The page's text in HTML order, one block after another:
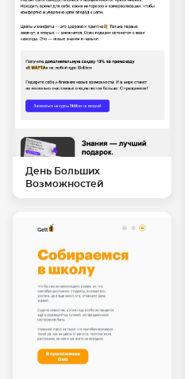
День Больших
Возможностей